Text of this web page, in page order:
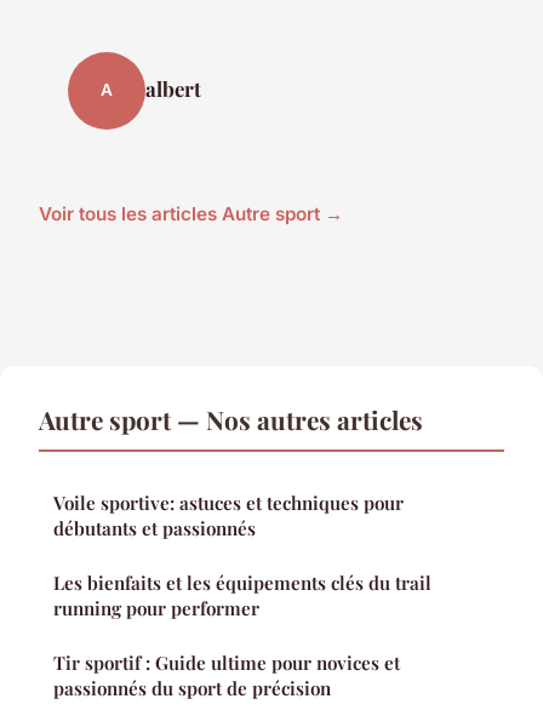
A albert
Voir tous les articles Autre sport →
Autre sport — Nos autres articles
Voile sportive: astuces et techniques pour
débutants et passionnés
Les bienfaits et les équipements clés du trail
running pour performer
Tir sportif : Guide ultime pour novices et
passionnés du sport de précision